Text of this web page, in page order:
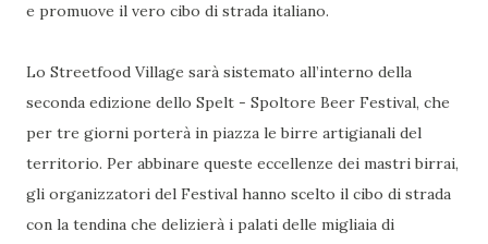
e promuove il vero cibo di strada italiano.
Lo Streetfood Village sarà sistemato all’interno della
seconda edizione dello Spelt - Spoltore Beer Festival, che
per tre giorni porterà in piazza le birre artigianali del
territorio. Per abbinare queste eccellenze dei mastri birrai,
gli organizzatori del Festival hanno scelto il cibo di strada
con la tendina che delizierà i palati delle migliaia di